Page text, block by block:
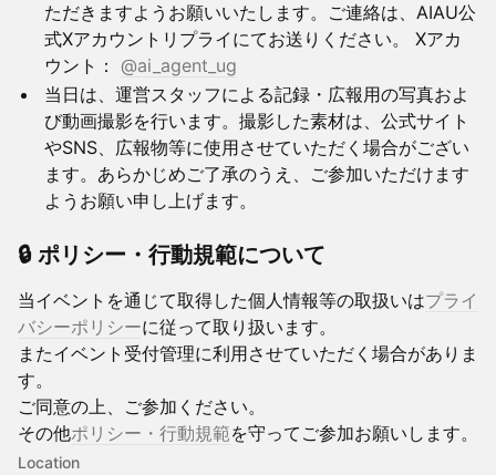
ただきますようお願いいたします。ご連絡は、AIAU公
式Xアカウントリプライにてお送りください。 Xアカ
ウント： @ai_agent_ug
当日は、運営スタッフによる記録・広報用の写真およ
び動画撮影を行います。撮影した素材は、公式サイト
やSNS、広報物等に使用させていただく場合がござい
ます。あらかじめご了承のうえ、ご参加いただけます
ようお願い申し上げます。
🔒 ポリシー・行動規範について
当イベントを通じて取得した個人情報等の取扱いはプライ
バシーポリシーに従って取り扱います。
またイベント受付管理に利用させていただく場合がありま
す。
ご同意の上、ご参加ください。
その他ポリシー・行動規範を守ってご参加お願いします。
Location